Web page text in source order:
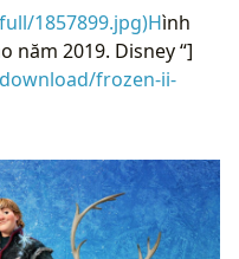
1857899.jpg)Hình
năm 2019. Disney “]
frozen-ii-